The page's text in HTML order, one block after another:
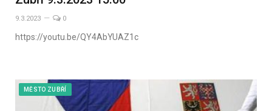
9.3.2023 0
https://youtu.be/QY4AbYUAZ1c
MĚSTO ZUBŘÍ